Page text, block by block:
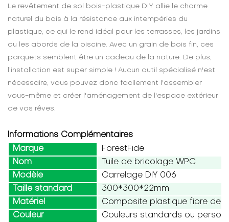
Le revêtement de sol bois-plastique DIY allie le charme
naturel du bois à la résistance aux intempéries du
plastique, ce qui le rend idéal pour les terrasses, les jardins
ou les abords de la piscine. Avec un grain de bois fin, ces
parquets semblent être un cadeau de la nature. De plus,
l’installation est super simple ! Aucun outil spécialisé n'est
nécessaire, vous pouvez donc facilement l'assembler
vous-même et créer l'aménagement de l'espace extérieur
de vos rêves.
Informations Complémentaires
Marque
ForestFide
Nom
Tuile de bricolage WPC
Modèle
Carrelage DIY 006
Taille standard
300*300*22mm
Matériel
Composite plastique fibre de
Couleur
Couleurs standards ou